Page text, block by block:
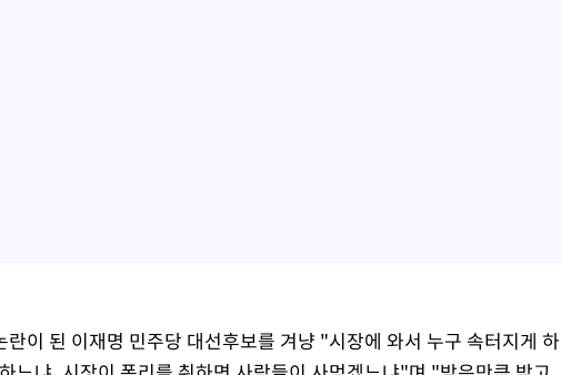
이 된 이재명 민주당 대선후보를 겨냥 "시장에 와서 누구 속터지게 하